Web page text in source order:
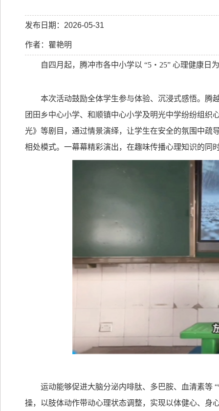
发布日期：2026-05-31
作者：瞿艳明
自四月起，腾冲市各中小学以 “5 ・ 25” 心理健康日
本次活动鼓励全体学生参与体验、沉浸式感悟。腾
团田乡中心小学、和顺镇中心小学及明光中学纷纷组
光》等剧目，通过情景演绎，让学生在安全的氛围中疏
相处模式。一幕幕精彩演出，在趣味传播心理知识的同
运动能够促进大脑分泌内啡肽、多巴胺、血清素等 “
操，以肢体动作带动心理状态调整，实现以体健心、身